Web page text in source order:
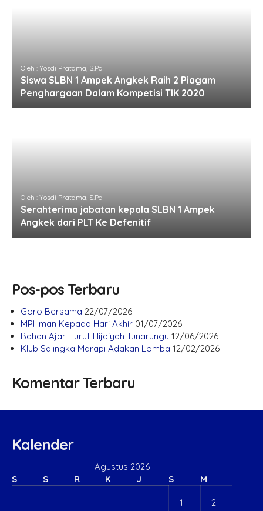
Oleh : Yosdi Pratama, S.Pd
Siswa SLBN 1 Ampek Angkek Raih 2 Piagam
Penghargaan Dalam Kompetisi TIK 2020
Oleh : Yosdi Pratama, S.Pd
Serahterima jabatan kepala SLBN 1 Ampek
Angkek dari PLT Ke Defenitif
Pos-pos Terbaru
Goro Bersama 22/07/2026
MPI Iman Kepada Hari Akhir 01/07/2026
Bahan Ajar Huruf Hijaiyah Tunarungu 12/06/2026
Klub Salingka Marapi Adakan Lomba 12/02/2026
Komentar Terbaru
Kalender
Agustus 2026
S
S R K J S M
1 2